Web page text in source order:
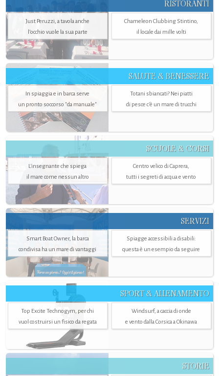
RISTORANTI
Just Peruzzi, a tavola anche
l’occhio vuole la sua parte
Chameleon Clubbing Stintino,
il locale dai mille volti
SALUTE & BENESSERE
In spiaggia e in barca serve
un pronto soccorso "da manuale"
Totani sbiancati? Nei piatti
di pesce c'è un mare di trucchi
SCUOLE & CORSI
L'insegnante che spiega
il mare come nessun altro
Centro velico di Caprera,
tutti i segreti di acqua e vento
SERVIZI
Smart Boat Owner, la barca
condivisa ha un mare di vantaggi
Spiagge accessibili a disabili:
questa è un esempio da seguire
SPORT & ALLENAMENTO
Top Excite Technogym, per chi
vuol costruirsi un fisico da regata
Windsurf, a caccia di onde
e vento dalla Corsica a Okinawa
STORIE